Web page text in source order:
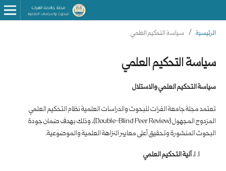
الرئيسية / سياسة التحكيم العلمي
سياسة التحكيم العلمي
سياسة التحكيم العلمي والاستلال
تعتمد مجلة جامعة الفرات للبحوث والدراسات العلمية نظام التحكيم العلمي
المزدوج المجهول (Double-Blind Peer Review)، وذلك بهدف ضمان جودة
البحوث المنشورة وتحقيق أعلى معايير النزاهة العلمية والموضوعية.
1. آلية التحكيم العلمي